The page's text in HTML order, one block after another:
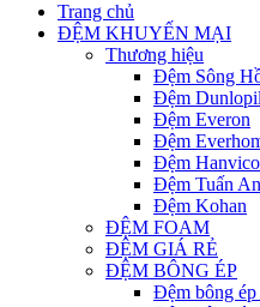
Trang chủ
ĐỆM KHUYẾN MẠI
Thương hiệu
Đệm Sông
Đệm
Đệm Everon
Đệm
Đệm Hanvico
Đệm Tuấn
Đệm Kohan
ĐỆM FOAM
ĐỆM GIÁ RẺ
ĐỆM BÔNG ÉP
Đệm bông